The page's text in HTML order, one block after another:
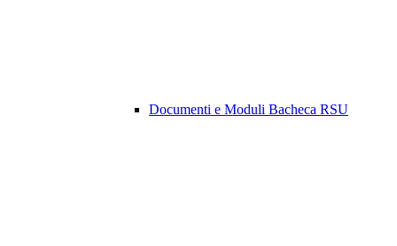
Documenti e Moduli Bacheca RSU